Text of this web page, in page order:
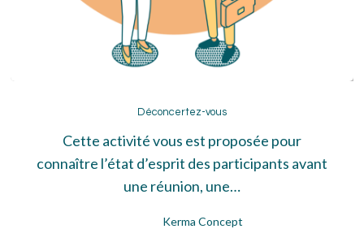
vous
Déconcertez-vous
Cette activité vous est proposée pour
connaître l’état d’esprit des participants avant
une réunion, une…
Kerma Concept